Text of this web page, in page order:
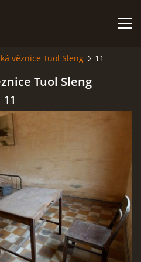
I.
II.
VÁLKA NA UKRAJINĚ
věznice Tuol Sleng 11
Tuol Sleng
11